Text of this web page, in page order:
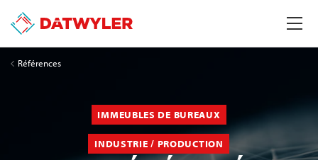
Références
IMMEUBLES DE BUREAUX
INDUSTRIE / PRODUCTION